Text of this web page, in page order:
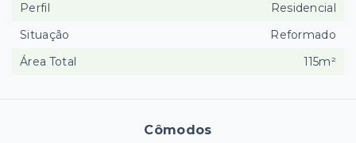
Cômodos
Perfil
Residencial
Situação
Reformado
Área Total
115m²